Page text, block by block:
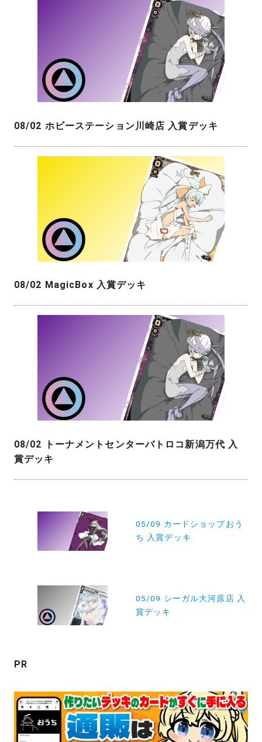
08/02 ホビーステーション川崎店 入賞デッキ
08/02 MagicBox 入賞デッキ
08/02 トーナメントセンターバトロコ新潟万代 入
賞デッキ
ン
05/09 カードショップおう
ち 入賞デッキ
05/09 シーガル大河原店 入
賞デッキ
PR